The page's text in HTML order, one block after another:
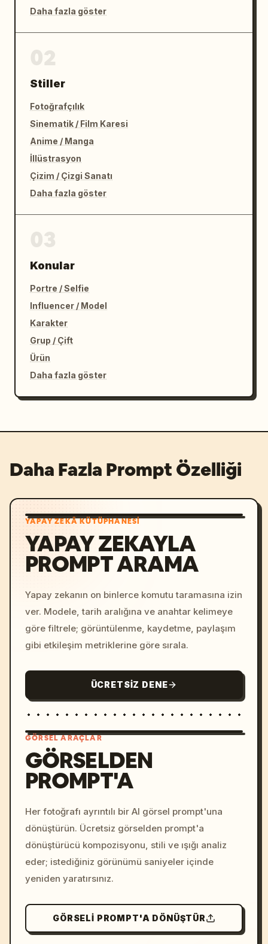
Daha fazla göster
Stiller
Fotoğrafçılık
Sinematik / Film Karesi
Anime / Manga
İllüstrasyon
Çizim / Çizgi Sanatı
Daha fazla göster
Konular
Portre / Selfie
Influencer / Model
Karakter
Grup / Çift
Ürün
Daha fazla göster
Daha Fazla Prompt Özelliği
YAPAY ZEKÂ KÜTÜPHANESI
YAPAY ZEKAYLA
PROMPT ARAMA
Yapay zekanın on binlerce komutu taramasına izin
ver. Modele, tarih aralığına ve anahtar kelimeye
göre filtrele; görüntülenme, kaydetme, paylaşım
gibi etkileşim metriklerine göre sırala.
ÜCRETSIZ DENE
colors, 8k --v 6.0
GÖRSEL ARAÇLAR
GÖRSELDEN
PROMPT'A
Her fotoğrafı ayrıntılı bir AI görsel prompt'una
dönüştürün. Ücretsiz görselden prompt'a
dönüştürücü kompozisyonu, stili ve ışığı analiz
eder; istediğiniz görünümü saniyeler içinde
yeniden yaratırsınız.
GÖRSELI PROMPT'A DÖNÜŞTÜR